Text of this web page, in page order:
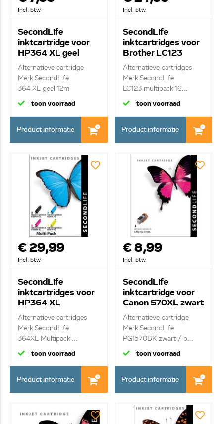
Incl. btw
SecondLife
inktcartridge voor
HP364 XL geel
Alternatieve cartridge
Merk SecondLife
364 XL geel 12ml
toon voorraad
Product informatie
Incl. btw
SecondLife
inktcartridges voor
Brother LC123
Multipack XL
Alternatieve cartridges
Merk SecondLife
LC123 multipack 16...
toon voorraad
Product informatie
€ 29,99
Incl. btw
SecondLife
inktcartridges voor
HP364 XL
multipack
Alternatieve cartridges
Merk SecondLife
364XL Multipack ...
toon voorraad
Product informatie
€ 8,99
Incl. btw
SecondLife
inktcartridge voor
Canon 570XL zwart
Alternatieve cartridge
Merk SecondLife
PGI570BK zwart / b...
toon voorraad
Product informatie